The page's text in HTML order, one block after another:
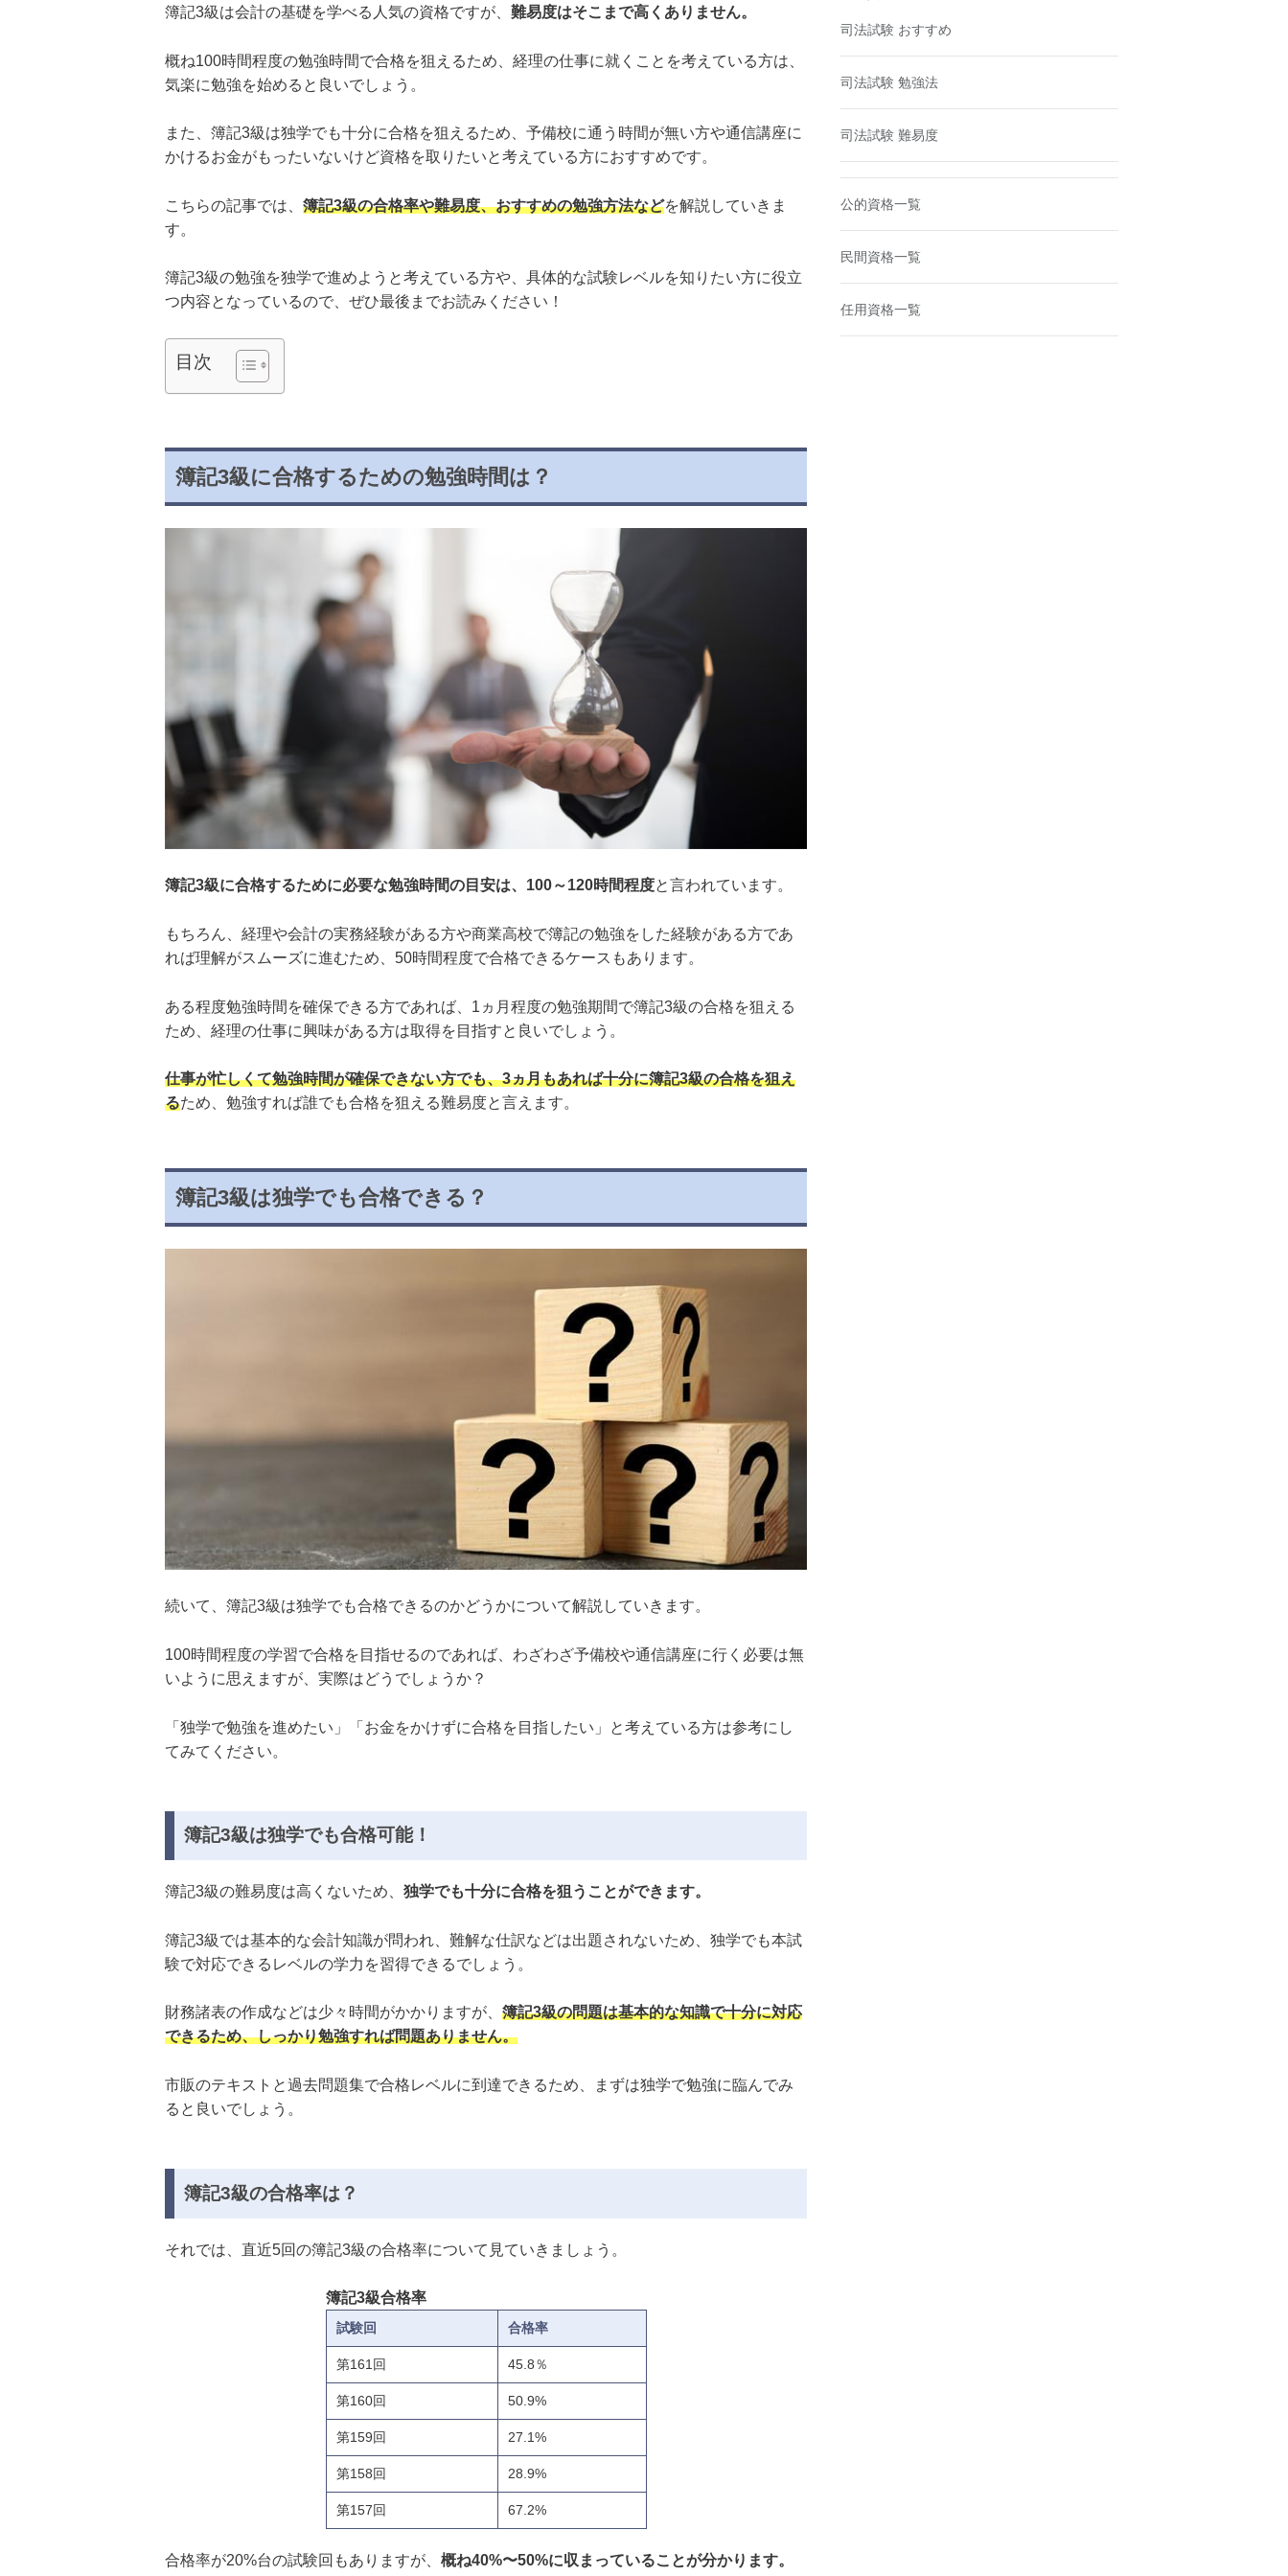
簿記3級は会計の基礎を学べる人気の資格ですが、 難易度はそこまで高くありません。
概ね100時間程度の勉強時間で合格を狙えるため、経理の仕事に就くことを考えている方は、
気楽に勉強を始めると良いでしょう。
また、簿記3級は独学でも十分に合格を狙えるため、予備校に通う時間が無い方や通信講座に
かけるお金がもったいないけど資格を取りたいと考えている方におすすめです。
こちらの記事では、 簿記3級の合格率や難易度、おすすめの勉強方法などを解説していきま
す。
簿記3級の勉強を独学で進めようと考えている方や、具体的な試験レベルを知りたい方に役立
つ内容となっているので、ぜひ最後までお読みください！
目次
簿記3級に合格するための勉強時間は？
簿記3級に合格するために必要な勉強時間の目安は、100～120時間程度と言われています。
もちろん、経理や会計の実務経験がある方や商業高校で簿記の勉強をした経験がある方であ
れば理解がスムーズに進むため、50時間程度で合格できるケースもあります。
ある程度勉強時間を確保できる方であれば、1ヵ月程度の勉強期間で簿記3級の合格を狙える
ため、経理の仕事に興味がある方は取得を目指すと良いでしょう。
仕事が忙しくて勉強時間が確保できない方でも、3ヵ月もあれば十分に簿記3級の合格を狙え
るため、勉強すれば誰でも合格を狙える難易度と言えます。
簿記3級は独学でも合格できる？
続いて、簿記3級は独学でも合格できるのかどうかについて解説していきます。
100時間程度の学習で合格を目指せるのであれば、わざわざ予備校や通信講座に行く必要は無
いように思えますが、実際はどうでしょうか？
「独学で勉強を進めたい」「お金をかけずに合格を目指したい」と考えている方は参考にし
てみてください。
簿記3級は独学でも合格可能！
簿記3級の難易度は高くないため、 独学でも十分に合格を狙うことができます。
簿記3級では基本的な会計知識が問われ、難解な仕訳などは出題されないため、独学でも本試
験で対応できるレベルの学力を習得できるでしょう。
財務諸表の作成などは少々時間がかかりますが、 簿記3級の問題は基本的な知識で十分に対応
できるため、しっかり勉強すれば問題ありません。
市販のテキストと過去問題集で合格レベルに到達できるため、まずは独学で勉強に臨んでみ
ると良いでしょう。
簿記3級の合格率は？
それでは、直近5回の簿記3級の合格率について見ていきましょう。
簿記3級合格率
試験回 合格率
第161回 45.8％
第160回 50.9%
第159回 27.1%
第158回 28.9%
第157回 67.2%
合格率が20%台の試験回もありますが、 概ね40%〜50%に収まっていることが分かります。
司法試験 おすすめ
司法試験 勉強法
司法試験 難易度
公的資格一覧
民間資格一覧
任用資格一覧